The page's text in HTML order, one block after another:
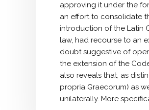
approving it under the
an effort to consolidate
introduction of the Latin
law, had recourse to an
doubt suggestive of
the extension of the
also reveals that, as
propria Graecorum) as
unilaterally. More